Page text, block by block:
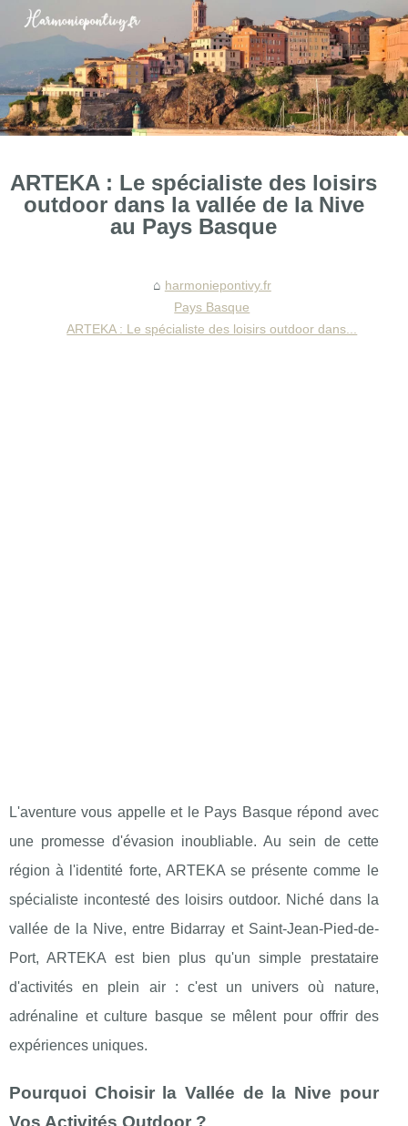
ARTEKA : Le spécialiste des loisirs
outdoor dans la vallée de la Nive
au Pays Basque
harmoniepontivy.fr
Pays Basque
ARTEKA : Le spécialiste des loisirs outdoor dans...
L'aventure vous appelle et le Pays Basque répond avec
une promesse d'évasion inoubliable. Au sein de cette
région à l'identité forte, ARTEKA se présente comme le
spécialiste incontesté des loisirs outdoor. Niché dans la
vallée de la Nive, entre Bidarray et Saint-Jean-Pied-de-
Port, ARTEKA est bien plus qu'un simple prestataire
d'activités en plein air : c'est un univers où nature,
adrénaline et culture basque se mêlent pour offrir des
expériences uniques.
Pourquoi Choisir la Vallée de la Nive pour
Vos Activités Outdoor ?